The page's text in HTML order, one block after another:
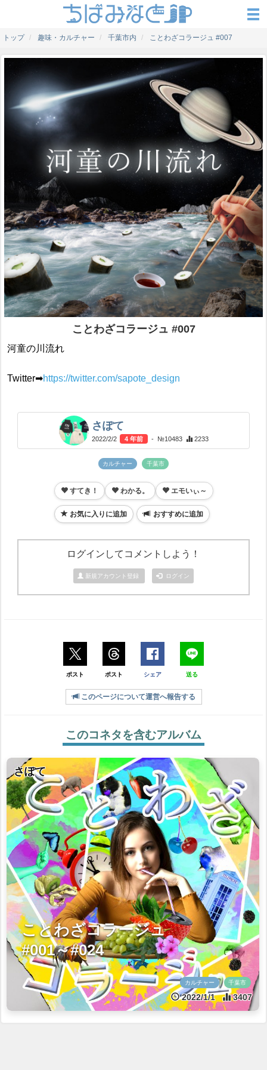
トップ 趣味・カルチャー 千葉市内 ことわざコラージュ #007
ことわざコラージュ #007
河童の川流れ
Twitter➡https://twitter.com/sapote_design
さぽて
2022/2/2 4 年前 - №10483 2233
カルチャー 千葉市
すてき！ わかる。 エモいぃ～
お気に入りに追加 おすすめに追加
ログインしてコメントしよう！
新規アカウント登録 ログイン
ポスト ポスト シェア 送る
このページについて運営へ報告する
このコネタを含むアルバム
さぽて
ことわざコラージュ
#001～#024
カルチャー 千葉市
2022/1/1 3407